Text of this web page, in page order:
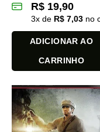
R$ 19,90
3x de R$ 7,03 no
ADICIONAR AO
CARRINHO